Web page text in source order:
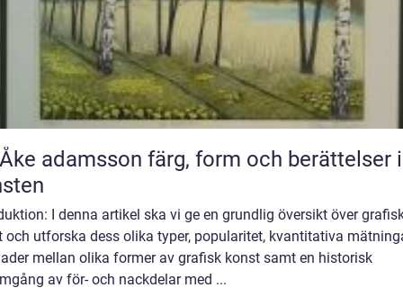
färg, form och berättelser i
I denna artikel ska vi ge en grundlig översikt över
och utforska dess olika typer, popularitet, kvantitativa
mellan olika former av grafisk konst samt en historisk
av för- och nackdelar med ...